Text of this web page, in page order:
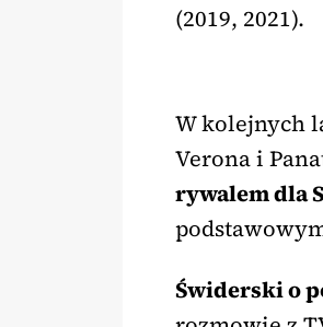
(2019, 2021).
W kolejnych
Verona i
rywalem dla
Świderski o